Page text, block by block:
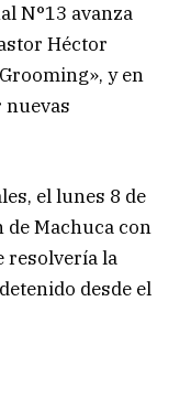
N°13 avanza
Héctor
y en
el lunes 8 de
Machuca con
resolvería la
desde el